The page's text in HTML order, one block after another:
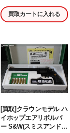
買取カートに入れる
[買取]クラウンモデル ハ
イホップエアリボルバ
ー S&W(スミスアンドウ